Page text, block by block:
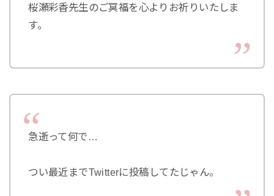
桜瀬彩香先生のご冥福を心よりお祈りいたしま
す。
急逝って何で…
つい最近までTwitterに投稿してたじゃん。